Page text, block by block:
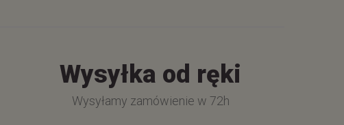
Wysyłka od ręki
Wysyłamy zamówienie w 72h